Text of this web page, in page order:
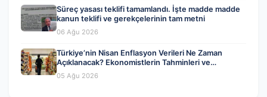
Süreç yasası teklifi tamamlandı. İşte madde madde
kanun teklifi ve gerekçelerinin tam metni
06 Ağu 2026
Türkiye’nin Nisan Enflasyon Verileri Ne Zaman
Açıklanacak? Ekonomistlerin Tahminleri ve
Beklentiler
05 Ağu 2026